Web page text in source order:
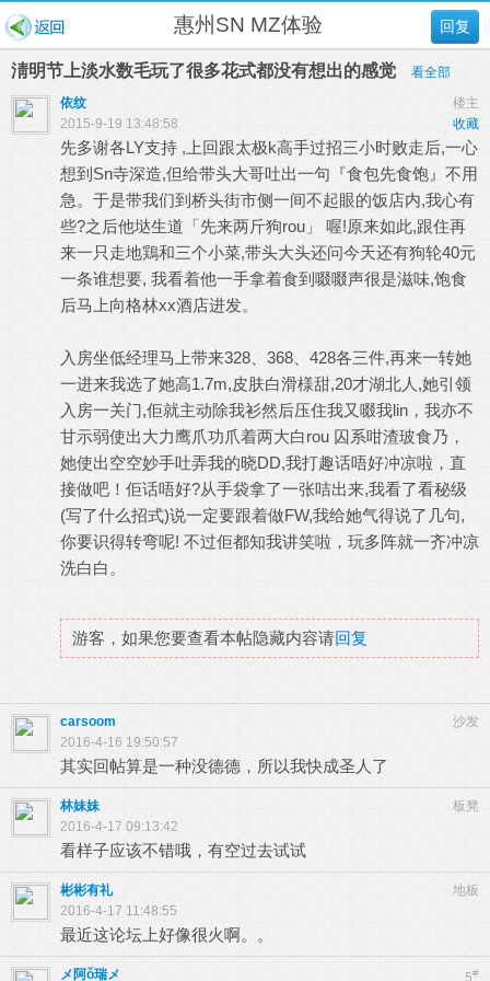
回复
惠州SN MZ体验
淸明节上淡水数毛玩了很多花式都没有想出的感觉
看全部
楼主
依纹
收藏
2015-9-19 13:48:58
先多谢各LY支持 ,上回跟太极k高手过招三小时败走后,一心
想到Sn寺深造,但给带头大哥吐出一句『食包先食饱』不用
急。于是带我们到桥头街市侧一间不起眼的饭店内,我心有
些?之后他垯生道「先来两斤狗rou」 喔!原来如此,跟住再
来一只走地鶏和三个小菜,带头大头还问今天还有狗轮40元
一条谁想要, 我看着他一手拿着食到啜啜声很是滋味,饱食
后马上向格林xx酒店进发。
入房坐低经理马上带来328、368、428各三件,再来一转她
一进来我选了她高1.7m,皮肤白滑様甜,20才湖北人,她引领
入房一关门,佢就主动除我衫然后压住我又啜我lin，我亦不
甘示弱使出大力鹰爪功爪着两大白rou 囚系咁渣玻食乃，
她使出空空妙手吐弄我的晓DD,我打趣话唔好冲凉啦，直
接做吧！佢话唔好?从手袋拿了一张咭出来,我看了看秘级
(写了什么招式)说一定要跟着做FW,我给她气得说了几句,
你要识得转弯呢! 不过佢都知我讲笑啦，玩多阵就一齐冲凉
洗白白。
游客，如果您要查看本帖隐藏内容请回复
沙发
carsoom
2016-4-16 19:50:57
其实回帖算是一种没德德，所以我快成圣人了
板凳
林妹妹
2016-4-17 09:13:42
看样子应该不错哦，有空过去试试
地板
彬彬有礼
2016-4-17 11:48:55
最近这论坛上好像很火啊。。
5#
メ阿ǒ瑞メ